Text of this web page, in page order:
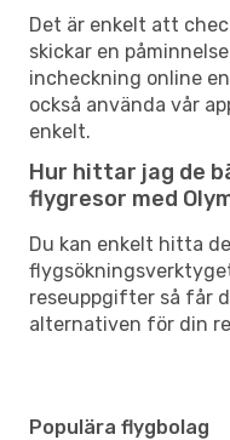
Det är enkelt att
skickar en
incheckning online
också använda vår
enkelt.
Hur hittar jag de
flygresor med
Du kan enkelt hitta
reseuppgifter så får
alternativen för din
Populära flygbolag